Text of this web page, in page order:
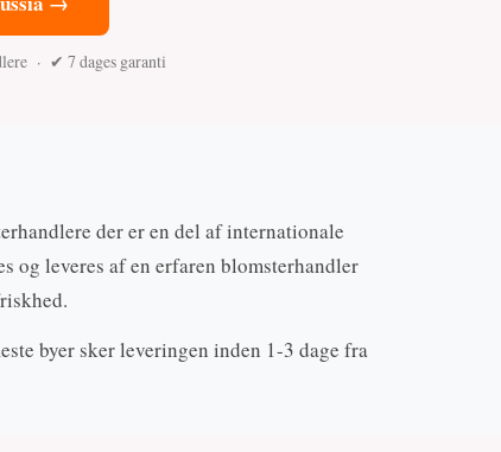
· ✔ 7 dages garanti
der er en del af internationale
og leveres af en erfaren blomsterhandler
byer sker leveringen inden 1-3 dage fra